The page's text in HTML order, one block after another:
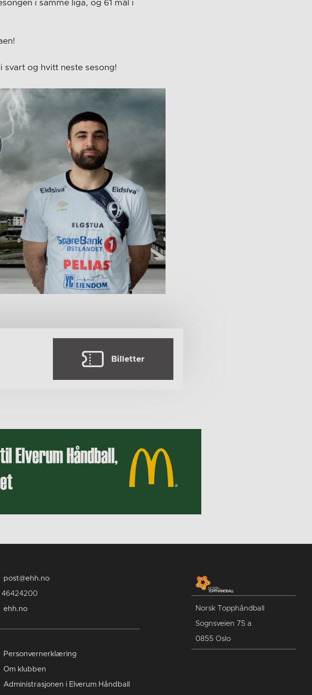
i samme liga, og 61 mål i
svart og hvitt neste sesong!
Billetter
post@ehh.no
46424200
ehh.no
Personvernerklæring
Om klubben
Administrasjonen i Elverum Håndball
Norsk Topphåndball
Sognsveien 75 a
0855 Oslo